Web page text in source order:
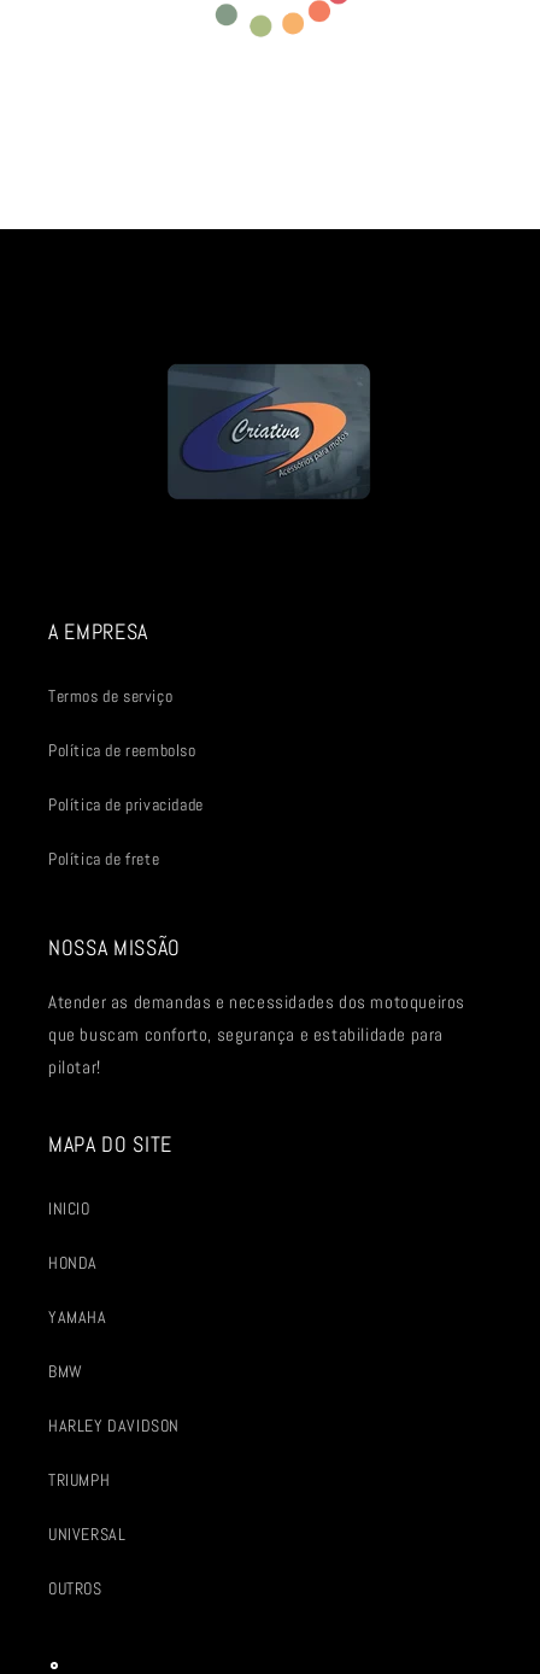
A EMPRESA
Termos de serviço
Política de reembolso
Política de privacidade
Política de frete
NOSSA MISSÃO
Atender as demandas e necessidades dos motoqueiros
que buscam conforto, segurança e estabilidade para
pilotar!
MAPA DO SITE
INICIO
HONDA
YAMAHA
BMW
HARLEY DAVIDSON
TRIUMPH
UNIVERSAL
OUTROS